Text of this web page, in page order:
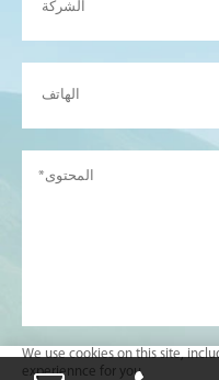
We use cookies on this site,
experiennce for you.